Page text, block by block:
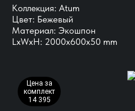
Коллекция: Atum
Цвет: Бежевый
Материал: Экошпон
LxWxH: 2000x600x50 mm
Цена за
комплект
14 395